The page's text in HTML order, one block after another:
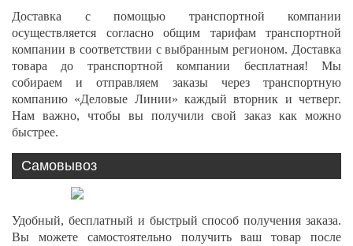
Доставка с помощью транспортной компании
осуществляется согласно общим тарифам транспортной
компании в соответствии с выбранным регионом. Доставка
товара до транспортной компании бесплатная! Мы
собираем и отправляем заказы через транспортную
компанию «Деловые Линии» каждый вторник и четверг.
Нам важно, чтобы вы получили свой заказ как можно
быстрее.
Самовывоз
Удобный, бесплатный и быстрый способ получения заказа.
Вы можете самостоятельно получить ваш товар после